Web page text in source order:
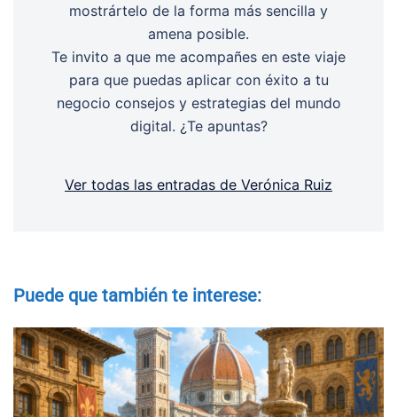
mostrártelo de la forma más sencilla y
amena posible.
Te invito a que me acompañes en este viaje
para que puedas aplicar con éxito a tu
negocio consejos y estrategias del mundo
digital. ¿Te apuntas?
Ver todas las entradas de Verónica Ruiz
Puede que también te interese: